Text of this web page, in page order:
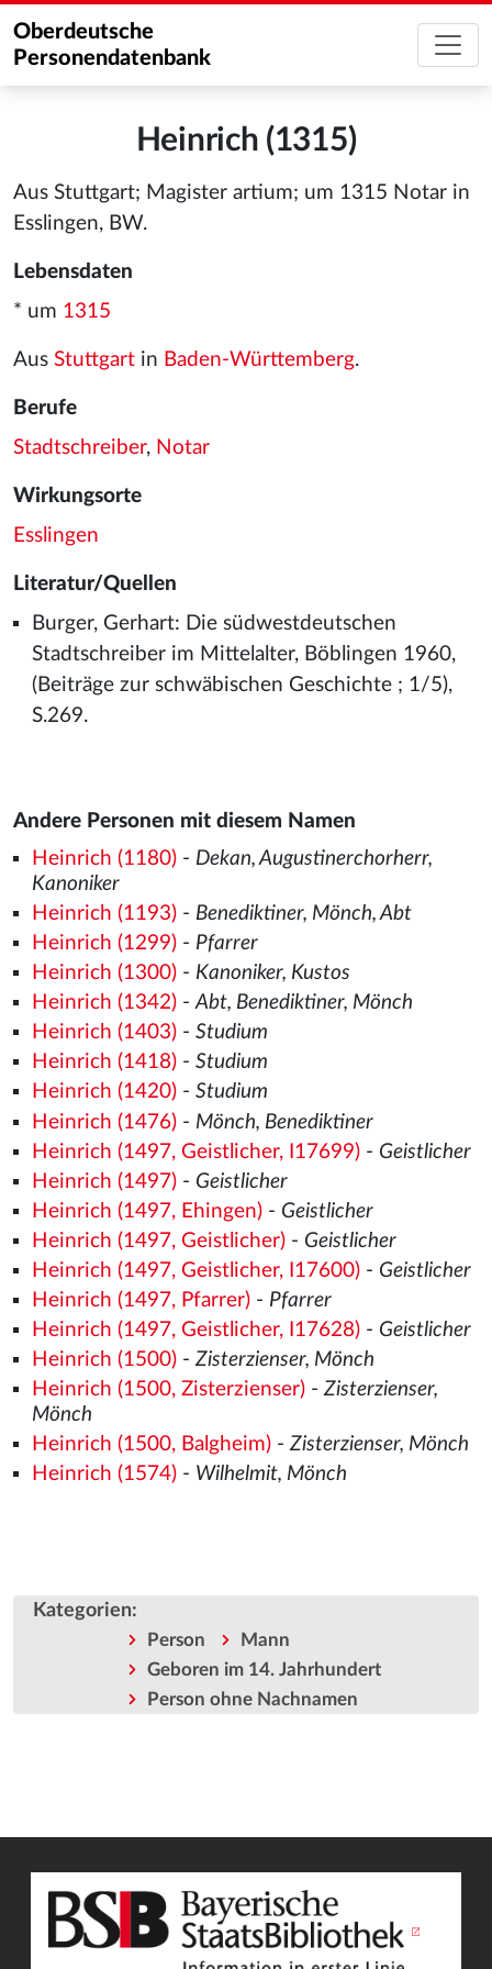
Oberdeutsche
Personendatenbank
Heinrich (1315)
Aus Stuttgart; Magister artium; um 1315 Notar in
Esslingen, BW.
Lebensdaten
* um 1315
Aus Stuttgart in Baden-Württemberg.
Berufe
Stadtschreiber, Notar
Wirkungsorte
Esslingen
Literatur/Quellen
Burger, Gerhart: Die südwestdeutschen
Stadtschreiber im Mittelalter, Böblingen 1960,
(Beiträge zur schwäbischen Geschichte ; 1/5),
S.269.
Andere Personen mit diesem Namen
Heinrich (1180)- Dekan, Augustinerchorherr,
Kanoniker
Heinrich (1193)- Benediktiner, Mönch, Abt
Heinrich (1299)- Pfarrer
Heinrich (1300)- Kanoniker, Kustos
Heinrich (1342)-Abt, Benediktiner, Mönch
Heinrich (1403)- Studium
Heinrich (1418)- Studium
Heinrich (1420)- Studium
Heinrich (1476)- Mönch, Benediktiner
Heinrich (1497, Geistlicher, I17699)- Geistlicher
Heinrich (1497)- Geistlicher
Heinrich (1497, Ehingen)- Geistlicher
Heinrich (1497, Geistlicher)- Geistlicher
Heinrich (1497, Geistlicher, I17600)- Geistlicher
Heinrich (1497, Pfarrer)- Pfarrer
Heinrich (1497, Geistlicher, I17628)- Geistlicher
Heinrich (1500)-Zisterzienser, Mönch
Heinrich (1500, Zisterzienser)-Zisterzienser,
Mönch
Heinrich (1500, Balgheim)-Zisterzienser, Mönch
Heinrich (1574)- Wilhelmit, Mönch
Kategorien:
Person
Mann
Geboren im 14. Jahrhundert
Person ohne Nachnamen